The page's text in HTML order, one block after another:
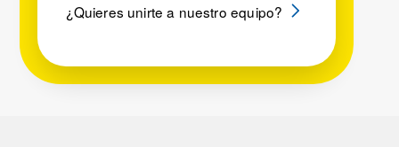
¿Quieres unirte a nuestro equipo?